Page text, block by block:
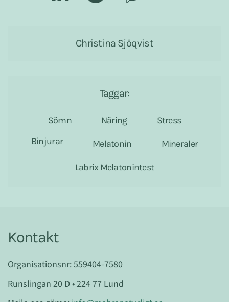
Christina Sjöqvist
Taggar:
Sömn Näring
Stress
Binjurar
Melatonin Mineraler
Labrix Melatonintest
Kontakt
Organisationsnr: 559404-7580
Runslingan 20 D • 224 77 Lund